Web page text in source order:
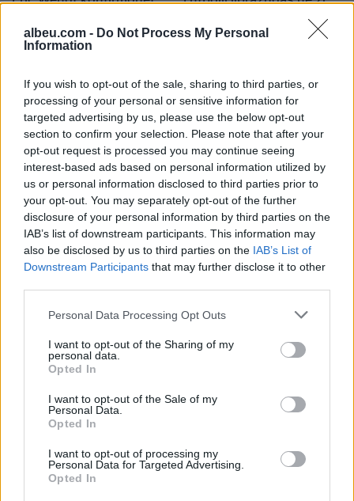
albeu.com - Do Not Process My Personal
Information
If you wish to opt-out of the sale, sharing to third parties, or
processing of your personal or sensitive information for
targeted advertising by us, please use the below opt-out
section to confirm your selection. Please note that after your
opt-out request is processed you may continue seeing
interest-based ads based on personal information utilized by
us or personal information disclosed to third parties prior to
your opt-out. You may separately opt-out of the further
disclosure of your personal information by third parties on the
IAB’s list of downstream participants. This information may
also be disclosed by us to third parties on the IAB’s List of
Downstream Participants that may further disclose it to other
Personal Data Processing Opt Outs
I want to opt-out of the Sharing of my
personal data.
Opted In
I want to opt-out of the Sale of my
Personal Data.
Opted In
I want to opt-out of processing my
Personal Data for Targeted Advertising.
Opted In
SHBA-së në Shqipëri,
emërimi pret firmën e
ndahet nga jeta Besnik
Çota, ish-kapiten dhe ish-
Flakët përhapen me
shpejtësi në Pocest të
Dibrës, disa banesa në
rrezik
Pedagogët në shërbim të
regjimit! Apeli i aktivistes
nga protesta: Të
bashkohemi për
Shqipërinë që meritojmë
VIDEO/Me këtë gol, a ia
rrezikon Talisca vendin në
sulm Vedat Muriqit?!
Ronela Hajati ‘shpërthen’
Të vjen turp t’i lexosh, jo